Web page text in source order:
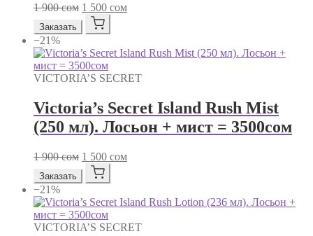
1 900сом Первоначальная
цена
составляла
900 сом.
1 500 сомТекущая
Заказать
−21%
VICTORIA’S SECRET
Victoria’s Secret Island Rush Mist
(250 мл). Лосьон + мист = 3500сом
1 900сом Первоначальная
цена
составляла
900 сом.
1 500 сомТекущая
Заказать
−21%
VICTORIA’S SECRET